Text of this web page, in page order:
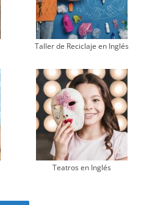
Taller de Reciclaje en Inglés
Teatros en Inglés